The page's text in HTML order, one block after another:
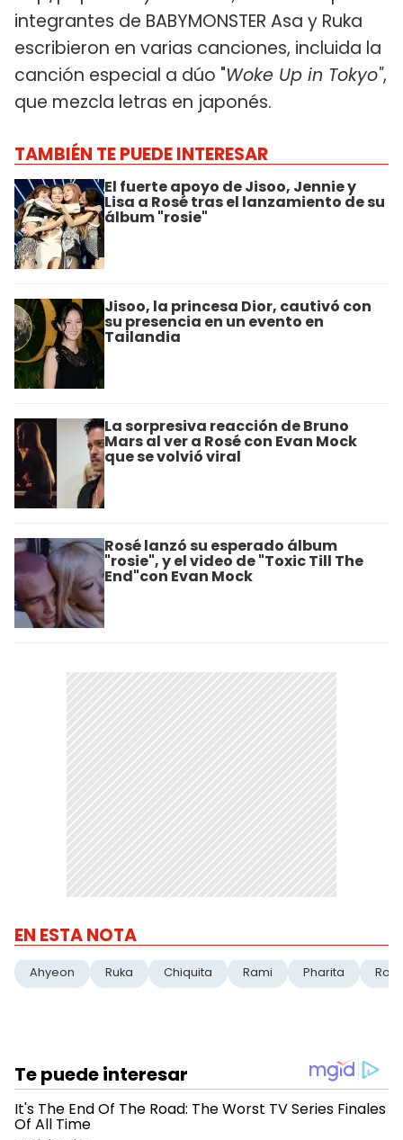
integrantes de BABYMONSTER Asa y Ruka
escribieron en varias canciones, incluida la
canción especial a dúo "Woke Up in Tokyo",
que mezcla letras en japonés.
TAMBIÉN TE PUEDE INTERESAR
El fuerte apoyo de Jisoo, Jennie y
Lisa a Rosé tras el lanzamiento de su
álbum "rosie"
Jisoo, la princesa Dior, cautivó con
su presencia en un evento en
Tailandia
La sorpresiva reacción de Bruno
Mars al ver a Rosé con Evan Mock
que se volvió viral
Rosé lanzó su esperado álbum
"rosie", y el video de "Toxic Till The
End"con Evan Mock
EN ESTA NOTA
Ahyeon Ruka Chiquita Rami Pharita Rora